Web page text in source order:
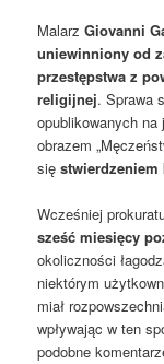
MalarzGiovanni
uniewinniony od
przestępstwa z
religijnej. Sprawa
opublikowanych
obrazem
się stwierdzeniem
Wcześniej
sześć miesięcy
okoliczności
niektórym
miał
wpływając w ten
podobne